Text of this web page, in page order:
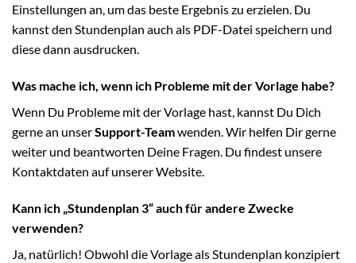
Einstellungen an, um das beste Ergebnis zu erzielen. Du
kannst den Stundenplan auch als PDF-Datei speichern und
diese dann ausdrucken.
Was mache ich, wenn ich Probleme mit der Vorlage habe?
Wenn Du Probleme mit der Vorlage hast, kannst Du Dich
gerne an unserSupport-Teamwenden. Wir helfen Dir gerne
weiter und beantworten Deine Fragen. Du findest unsere
Kontaktdaten auf unserer Website.
Kann ich „Stundenplan 3“ auch für andere Zwecke
verwenden?
Ja, natürlich! Obwohl die Vorlage als Stundenplan konzipiert